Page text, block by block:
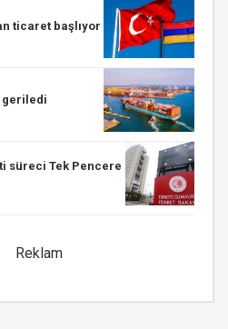
ticaret başlıyor
geriledi
süreci Tek Pencere